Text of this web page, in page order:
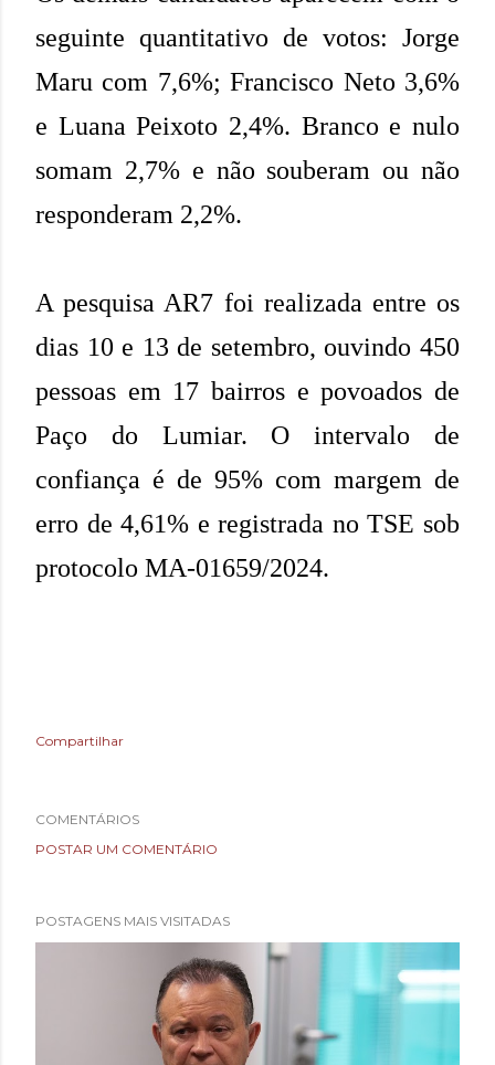
seguinte quantitativo de votos: Jorge
Maru com 7,6%; Francisco Neto 3,6%
e Luana Peixoto 2,4%. Branco e nulo
somam 2,7% e não souberam ou não
responderam 2,2%.
A pesquisa AR7 foi realizada entre os
dias 10 e 13 de setembro, ouvindo 450
pessoas em 17 bairros e povoados de
Paço do Lumiar. O intervalo de
confiança é de 95% com margem de
erro de 4,61% e registrada no TSE sob
protocolo MA-01659/2024.
Compartilhar
COMENTÁRIOS
POSTAR UM COMENTÁRIO
POSTAGENS MAIS VISITADAS